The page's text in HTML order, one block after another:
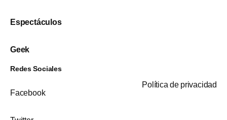
Espectáculos
Geek
Redes Sociales
Facebook
Política de privacidad